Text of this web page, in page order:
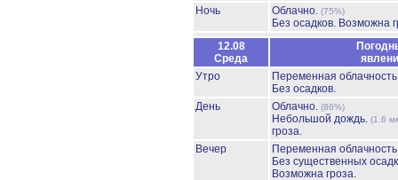
Ночь
Облачно. (75%)
Без осадков. Возможна
12.08
Среда
Утро
Переменная
Без осадков.
День
Облачно. (86%)
Небольшой дождь. (1.6
гроза.
Вечер
Переменная
Без существенных
Возможна гроза.